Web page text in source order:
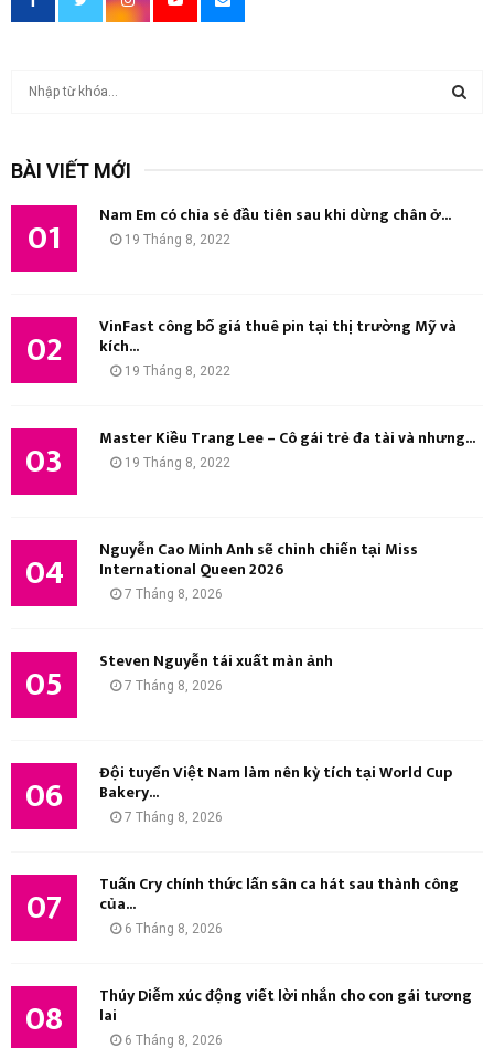
BÀI VIẾT MỚI
01 Nam Em có chia sẻ đầu tiên sau khi dừng chân ở...
19 Tháng 8, 2022
02 VinFast công bố giá thuê pin tại thị trường Mỹ và
kích...
19 Tháng 8, 2022
03 Master Kiều Trang Lee – Cô gái trẻ đa tài và nhưng...
19 Tháng 8, 2022
04 Nguyễn Cao Minh Anh sẽ chinh chiến tại Miss
International Queen 2026
7 Tháng 8, 2026
05 Steven Nguyễn tái xuất màn ảnh
7 Tháng 8, 2026
06 Đội tuyển Việt Nam làm nên kỳ tích tại World Cup
Bakery...
7 Tháng 8, 2026
07 Tuấn Cry chính thức lấn sân ca hát sau thành công
của...
6 Tháng 8, 2026
08 Thúy Diễm xúc động viết lời nhắn cho con gái tương
lai
6 Tháng 8, 2026